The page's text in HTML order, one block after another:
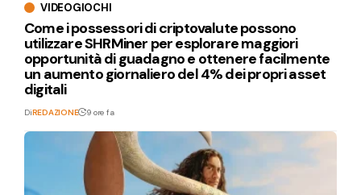
VIDEOGIOCHI
Come i possessori di criptovalute possono
utilizzare SHRMiner per esplorare maggiori
opportunità di guadagno e ottenere facilmente
un aumento giornaliero del 4% dei propri asset
digitali
DiREDAZIONE 9 ore fa